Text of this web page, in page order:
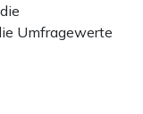
Umfragewerte